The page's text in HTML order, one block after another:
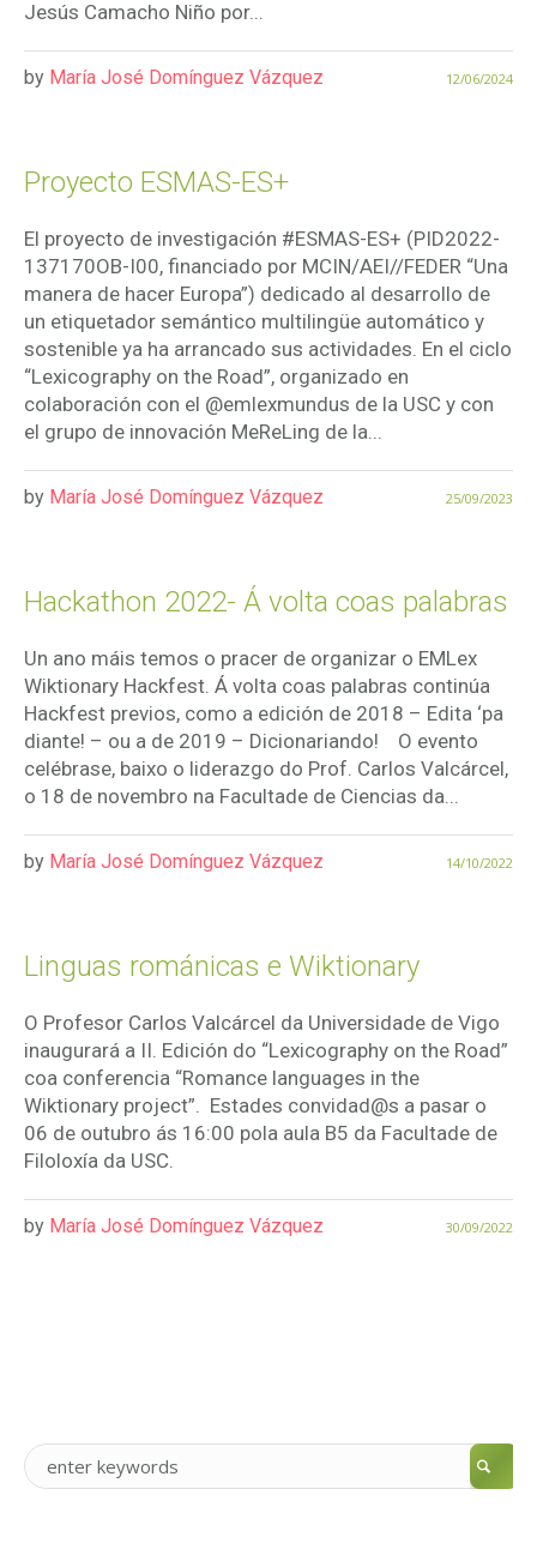
Jesús Camacho Niño por...
12/06/2024
by María José Domínguez Vázquez
Proyecto ESMAS-ES+
El proyecto de investigación #ESMAS-ES+ (PID2022-
137170OB-I00, financiado por MCIN/AEI//FEDER “Una
manera de hacer Europa”) dedicado al desarrollo de
un etiquetador semántico multilingüe automático y
sostenible ya ha arrancado sus actividades. En el ciclo
“Lexicography on the Road”, organizado en
colaboración con el @emlexmundus de la USC y con
el grupo de innovación MeReLing de la...
25/09/2023
by María José Domínguez Vázquez
Hackathon 2022- Á volta coas palabras
Un ano máis temos o pracer de organizar o EMLex
Wiktionary Hackfest. Á volta coas palabras continúa
Hackfest previos, como a edición de 2018 – Edita ‘pa
diante! – ou a de 2019 – Dicionariando! O evento
celébrase, baixo o liderazgo do Prof. Carlos Valcárcel,
o 18 de novembro na Facultade de Ciencias da...
14/10/2022
by María José Domínguez Vázquez
Linguas románicas e Wiktionary
O Profesor Carlos Valcárcel da Universidade de Vigo
inaugurará a II. Edición do “Lexicography on the Road”
coa conferencia “Romance languages in the
Wiktionary project”. Estades convidad@s a pasar o
06 de outubro ás 16:00 pola aula B5 da Facultade de
Filoloxía da USC.
30/09/2022
by María José Domínguez Vázquez